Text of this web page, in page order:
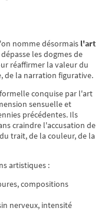
nomme désormais l'art
les dogmes de
réaffirmer la valeur du
de la narration figurative.
conquise par l'art
sensuelle et
précédentes. Ils
craindre l'accusation de
trait, de la couleur, de la
artistiques :
compositions
nerveux, intensité